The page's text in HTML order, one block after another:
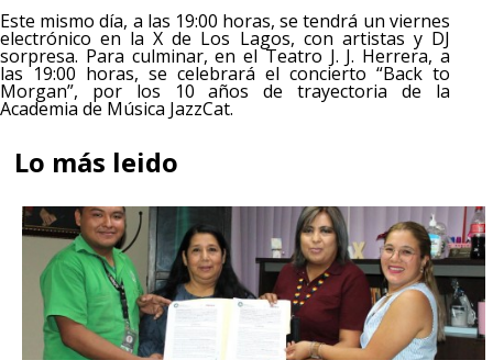
Este mismo día, a las 19:00 horas, se tendrá un viernes
electrónico en la X de Los Lagos, con artistas y DJ
sorpresa. Para culminar, en el Teatro J. J. Herrera, a
las 19:00 horas, se celebrará el concierto “Back to
Morgan”, por los 10 años de trayectoria de la
Academia de Música JazzCat.
Lo más leido